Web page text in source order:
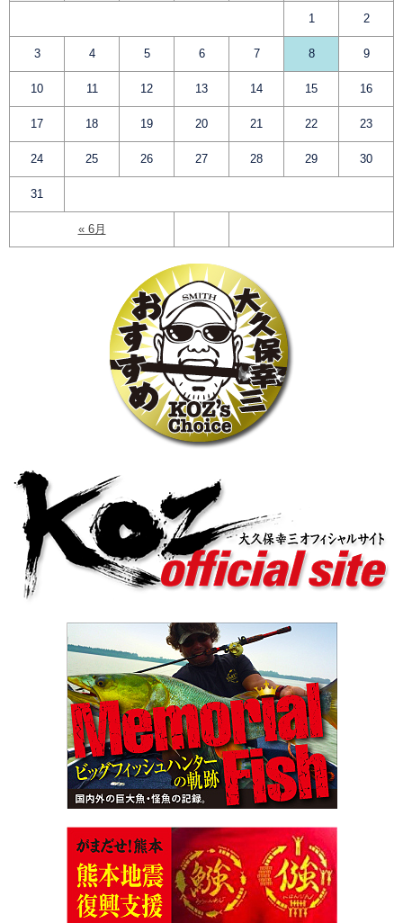
« 6月
1 2
3 4 5 6 7 8 9
10 11 12 13 14 15 16
17 18 19 20 21 22 23
24 25 26 27 28 29 30
31